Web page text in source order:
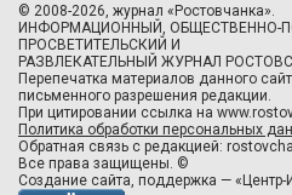
© 2008-2026, журнал «Ростовчанка».
ИНФОРМАЦИОННЫЙ, ОБЩЕСТВЕННО-
ПРОСВЕТИТЕЛЬСКИЙ И
РАЗВЛЕКАТЕЛЬНЫЙ ЖУРНАЛ
Перепечатка материалов данного
письменного разрешения редакции.
При цитировании ссылка на
Политика обработки персональных
Обратная связь с редакцией:
Все права защищены. ©
Создание сайта поддержка — «Центр-